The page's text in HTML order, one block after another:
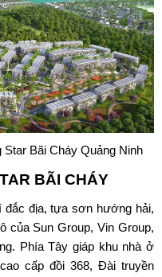
Star Bãi Cháy Quảng Ninh
BÃI CHÁY
đắc địa, tựa sơn hướng hải,
của Sun Group, Vin Group,
Phía Tây giáp khu nhà ở
cấp đồi 368, Đài truyền